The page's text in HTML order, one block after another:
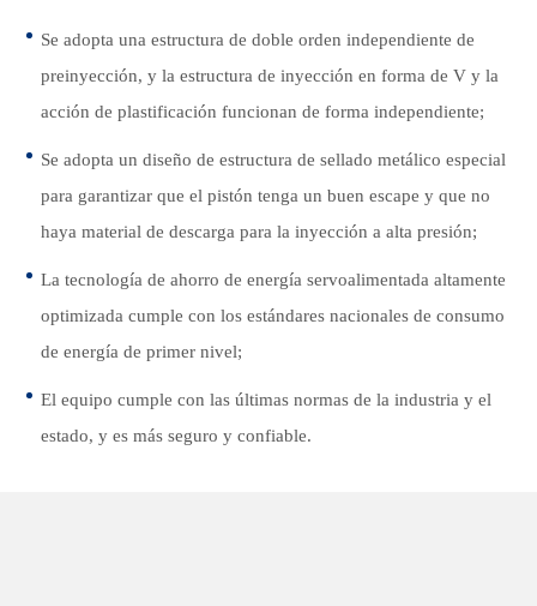
Se adopta una estructura de doble orden independiente de
preinyección, y la estructura de inyección en forma de V y la
acción de plastificación funcionan de forma independiente;
Se adopta un diseño de estructura de sellado metálico especial
para garantizar que el pistón tenga un buen escape y que no
haya material de descarga para la inyección a alta presión;
La tecnología de ahorro de energía servoalimentada altamente
optimizada cumple con los estándares nacionales de consumo
de energía de primer nivel;
El equipo cumple con las últimas normas de la industria y el
estado, y es más seguro y confiable.